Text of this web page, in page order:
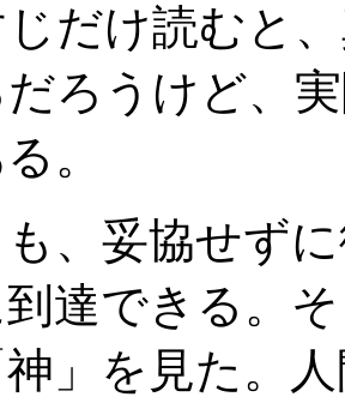
だけ読むと
ろうけど、
。
、妥協せず
達できる。
」を見た。